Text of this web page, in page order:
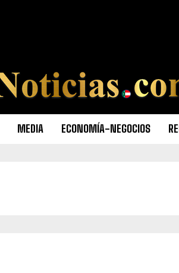
MEDIA ECONOMÍA-NEGOCIOS